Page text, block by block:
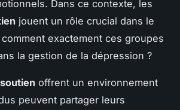
Dans ce contexte, les
jouent un rôle crucial dans le
exactement ces groupes
la gestion de la dépression ?
offrent un environnement
peuvent partager leurs